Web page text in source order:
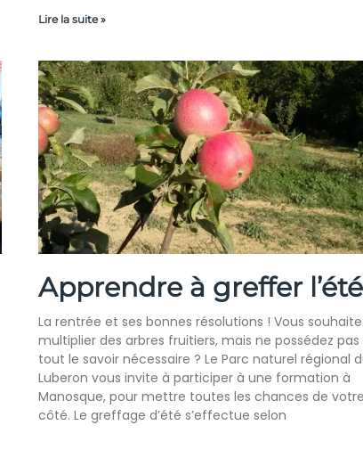
Lire la suite »
Apprendre à greffer l’été
La rentrée et ses bonnes résolutions ! Vous
multiplier des arbres fruitiers, mais ne possédez pas
tout le savoir nécessaire ? Le Parc naturel régional
Luberon vous invite à participer à une formation à
Manosque, pour mettre toutes les chances de
côté. Le greffage d’été s’effectue selon